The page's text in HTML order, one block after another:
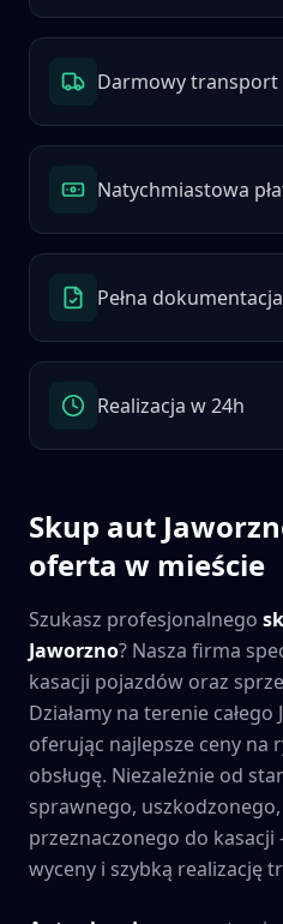
Darmowy transport
Natychmiastowa
Pełna dokumentacja
Realizacja w 24h
Skup aut
oferta w mieście
Szukasz profesjonalnego
Jaworzno? Nasza firma
kasacji pojazdów oraz
Działamy na terenie całego
oferując najlepsze ceny na
obsługę. Niezależnie od
sprawnego,
przeznaczonego do kasacji
wyceny i szybką realizację